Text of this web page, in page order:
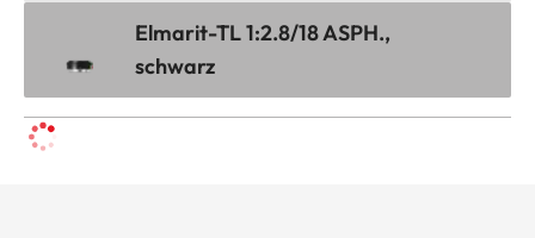
Elmarit-TL 1:2.8/18 ASPH.,
schwarz